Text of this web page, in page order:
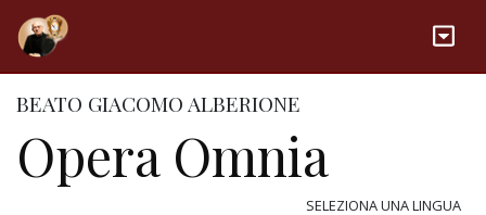
BEATO GIACOMO ALBERIONE
Opera Omnia
SELEZIONA UNA LINGUA